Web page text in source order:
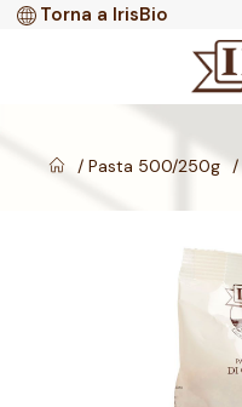
Torna a IrisBio
Pasta 500/250g